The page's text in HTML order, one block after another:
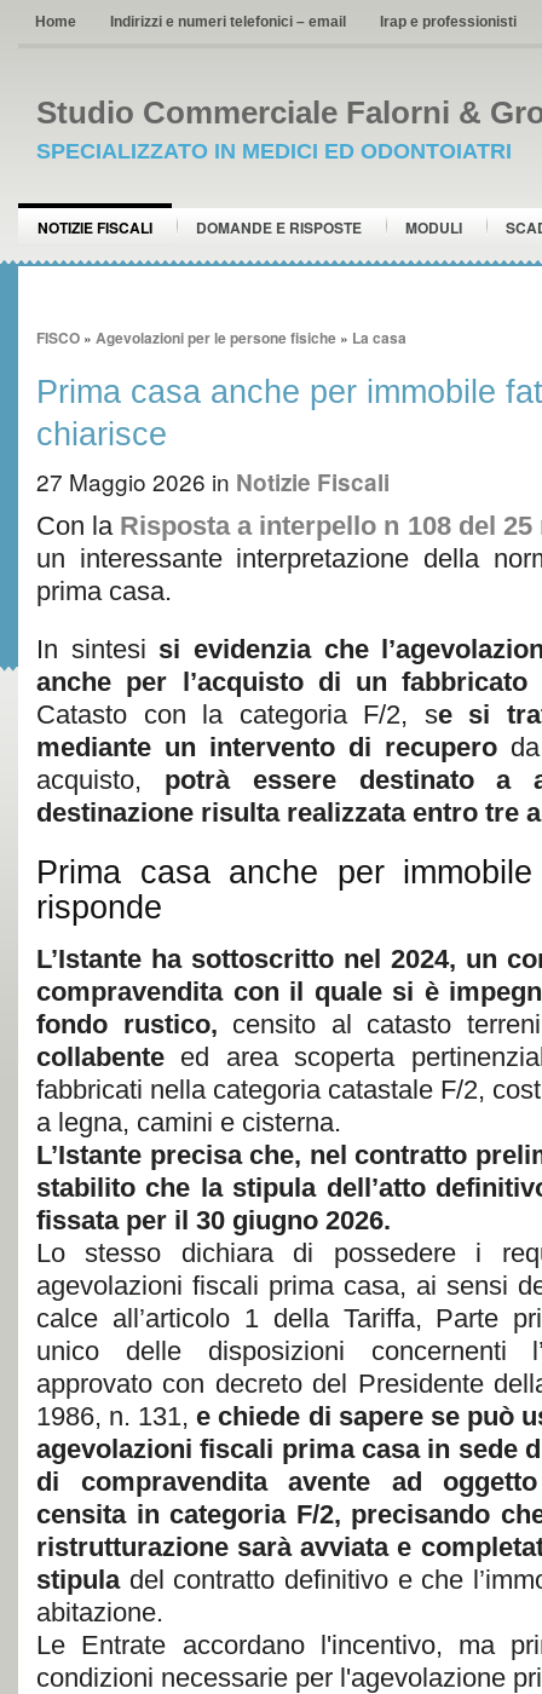
Home Indirizzi e numeri telefonici – email Irap e professionisti
Studio Commerciale Falorni &
SPECIALIZZATO IN MEDICI ED ODONTOIATRI
NOTIZIE FISCALI DOMANDE E RISPOSTE MODULI
FISCO » Agevolazioni per le persone fisiche » La casa
Prima casa anche per immobile
chiarisce
27 Maggio 2026 in Notizie Fiscali
Con la Risposta a interpello n 108 del 25
un interessante interpretazione della
prima casa.
In sintesi si evidenzia che
anche per l’acquisto di un fabbricato
Catasto con la categoria F/2, se si
mediante un intervento di recupero
acquisto, potrà essere destinato a
destinazione risulta realizzata entro tre
Prima casa anche per immobile
risponde
L’Istante ha sottoscritto nel 2024, un
compravendita con il quale si è
fondo rustico, censito al catasto
collabente ed area scoperta
fabbricati nella categoria catastale F/2,
a legna, camini e cisterna.
L’Istante precisa che, nel contratto
stabilito che la stipula dell’atto
fissata per il 30 giugno 2026.
Lo stesso dichiara di possedere i
agevolazioni fiscali prima casa, ai sensi
calce all’articolo 1 della Tariffa, Parte
unico delle disposizioni concernenti
approvato con decreto del Presidente
1986, n. 131,e chiede di sapere se può
agevolazioni fiscali prima casa in sede
di compravendita avente ad
censita in categoria F/2, precisando
ristrutturazione sarà avviata e
stipuladel contratto definitivo e che
abitazione.
Le Entrate accordano l'incentivo, ma
condizioni necessarie per l'agevolazione